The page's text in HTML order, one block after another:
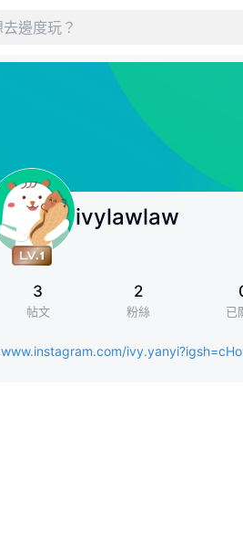
ivylawlaw
3
帖文
2
粉絲 已
www.instagram.com/